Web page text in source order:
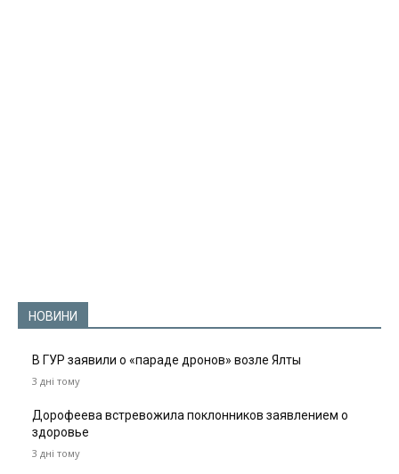
НОВИНИ
В ГУР заявили о «параде дронов» возле Ялты
3 дні тому
Дорофеева встревожила поклонников заявлением о
здоровье
3 дні тому